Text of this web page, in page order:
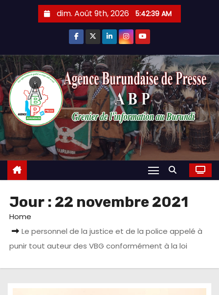
dim. Août 9th, 2026 5:42:40 AM
Jour : 22 novembre 2021
Home
Le personnel de la justice et de la police appelé à
punir tout auteur des VBG conformément à la loi